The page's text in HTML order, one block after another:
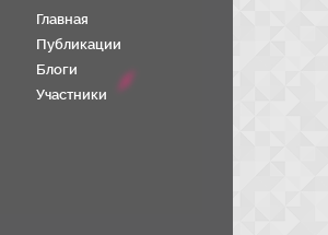
Главная
Публикации
Блоги
Участники